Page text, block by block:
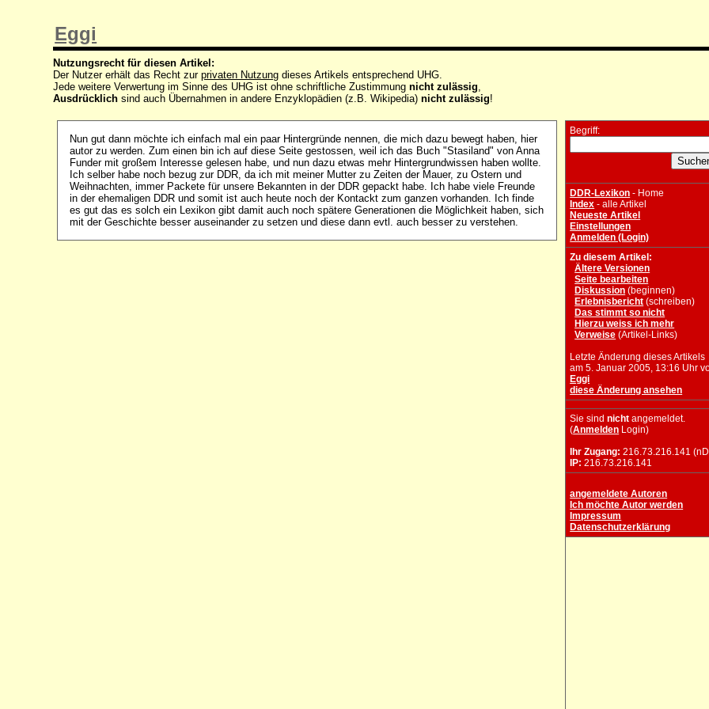
Eggi
Nutzungsrecht für diesen Artikel:
Der Nutzer erhält das Recht zurprivaten Nutzung dieses Artikels entsprechend UHG.
Jede weitere Verwertung im Sinne des UHG ist ohne schriftliche Zustimmungnicht zulässig
Ausdrücklich sind auch Übernahmen in andere Enzyklopädien (z.B. Wikipedia)nicht zulässig!
Nun gut dann möchte ich einfach mal ein paar Hintergründe nennen, die mich dazu bewegt haben, hier
autor zu werden. Zum einen bin ich auf diese Seite gestossen, weil ich das Buch "Stasiland" von Anna
Funder mit großem Interesse gelesen habe, und nun dazu etwas mehr Hintergrundwissen haben wollte.
Ich selber habe noch bezug zur DDR, da ich mit meiner Mutter zu Zeiten der Mauer, zu Ostern und
Weihnachten, immer Packete für unsere Bekannten in der DDR gepackt habe. Ich habe viele Freunde
in der ehemaligen DDR und somit ist auch heute noch der Kontackt zum ganzen vorhanden. Ich finde
es gut das es solch ein Lexikon gibt damit auch noch spätere Generationen die Möglichkeit haben, sich
mit der Geschichte besser auseinander zu setzen und diese dann evtl. auch besser zu verstehen.
Begriff:
DDR-Lexikon - Home
Index - alle Artikel
Neueste Artikel
Einstellungen
Anmelden (Login)
Zu diesem Artikel:
Ältere Versionen
Seite bearbeiten
Diskussion (beginnen)
Erlebnisbericht (schreiben)
Das stimmt so nicht
Hierzu weiss ich mehr
Verweise (Artikel-Links)
Letzte Änderung dieses Artikels
am 5. Januar 2005, 13:16 Uhr
Eggi
diese Änderung ansehen
Sie sindnicht angemeldet.
(Anmelden Login)
Ihr Zugang: 216.73.216.141
IP: 216.73.216.141
angemeldete Autoren
Ich möchte Autor werden
Impressum
Datenschutzerklärung